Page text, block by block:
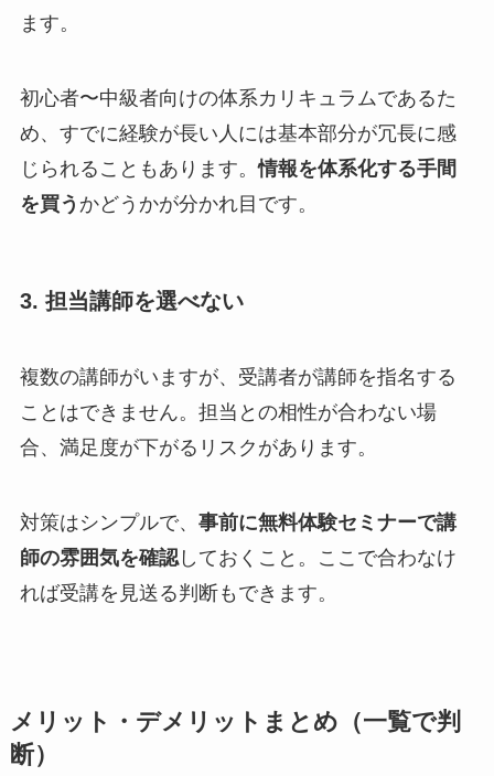
ます。
初心者〜中級者向けの体系カリキュラムであるた
め、すでに経験が長い人には基本部分が冗長に感
じられることもあります。情報を体系化する手間
を買う かどうかが分かれ目です。
3. 担当講師を選べない
複数の講師がいますが、受講者が講師を指名する
ことはできません。担当との相性が合わない場
合、満足度が下がるリスクがあります。
対策はシンプルで、 事前に無料体験セミナーで講
師の雰囲気を確認しておくこと。ここで合わなけ
れば受講を見送る判断もできます。
メリット・デメリットまとめ（一覧で判
断）